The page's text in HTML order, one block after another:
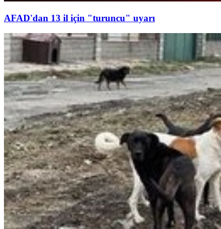
AFAD'dan 13 il için "turuncu" uyarı